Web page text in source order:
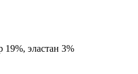
19%, эластан 3%